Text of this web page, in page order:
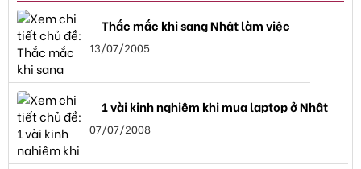
Thắc mắc khi sang Nhật làm việc
13/07/2005
1 vài kinh nghiệm khi mua laptop ở Nhật
07/07/2008